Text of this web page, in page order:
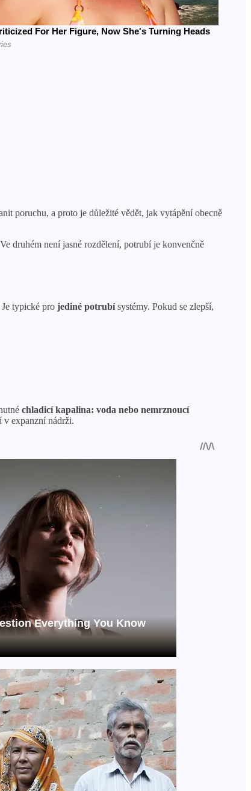
poruchu, a proto je důležité vědět, jak vytápění obecně
druhém není jasné rozdělení, potrubí je konvenčně
typické pro jediné potrubísystémy. Pokud se zlepší,
chladicí kapalina: voda nebo nemrznoucí
v expanzní nádrži.